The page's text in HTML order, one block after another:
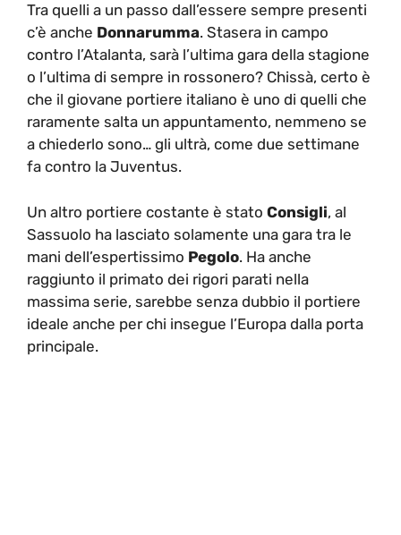
Tra quelli a un passo dall’essere sempre presenti
c’è anche Donnarumma. Stasera in campo
contro l’Atalanta, sarà l’ultima gara della stagione
o l’ultima di sempre in rossonero? Chissà, certo è
che il giovane portiere italiano è uno di quelli che
raramente salta un appuntamento, nemmeno se
a chiederlo sono… gli ultrà, come due settimane
fa contro la Juventus.
Un altro portiere costante è stato Consigli, al
Sassuolo ha lasciato solamente una gara tra le
mani dell’espertissimo Pegolo. Ha anche
raggiunto il primato dei rigori parati nella
massima serie, sarebbe senza dubbio il portiere
ideale anche per chi insegue l’Europa dalla porta
principale.